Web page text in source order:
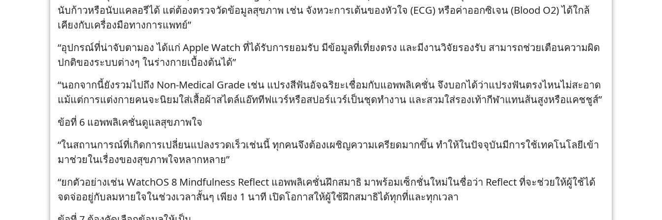
นับก้าวหรือนับแคลอรีได้ แต่ต้องตรวจวัดข้อมูลสุขภาพ เช่น จังหวะการเต้นของหัวใจ (ECG) หรือค่าออกซิเจน (Blood O2) ได้ใกล้
เคียงกับเครื่องมือทางการแพทย์”
“อุปกรณ์ที่น่าจับตามอง ได้แก่ Apple Watch ที่ได้รับการยอมรับ มีข้อมูลที่เที่ยงตรง และมีงานวิจัยรองรับ สามารถช่วยเตือนความผิด
ปกติของระบบต่างๆ ในร่างกายเบื้องต้นได้”
“นอกจากนี้ยังรวมไปถึง Non-Medical Grade เช่น แปรงสีฟันอัจฉริยะเชื่อมกับแอพพลิเคชั่น จึงบอกได้ว่าแปรงฟันตรงไหนไม่สะอาด
แม้แต่การแต่งกายคนจะนิยมใส่เสื้อผ้าสไตล์แอ๊ททีฟแวร์หรือสปอร์แวร์เป็นชุดทำงาน และสวมใส่รองเท้ากีฬาแทนส้นสูงหรือแคชชูส์”
ข้อที่ 6 แอพพลิเคชั่นดูแลสุขภาพใจ
“ในสถานการณ์ที่เกิดการเปลี่ยนแปลงรวดเร็วเช่นนี้ ทุกคนจึงต้องเผชิญความเครียดมากขึ้น ทำให้ในปัจจุบันมีการใช้เทคโนโลยีเข้า
มาช่วยในเรื่องของสุขภาพใจหลากหลาย”
“ยกตัวอย่างเช่น WatchOS 8 Mindfulness Reflect แอพพลิเคชั่นฝึกสมาธิ มาพร้อมเซ็กชั่นใหม่ในชื่อว่า Reflect ที่จะช่วยให้ผู้ใช้ได้
จดจ่ออยู่กับลมหายใจในช่วงเวลาสั้นๆ เพียง 1 นาที เปิดโอกาสให้ผู้ใช้ฝึกสมาธิได้ทุกที่และทุกเวลา